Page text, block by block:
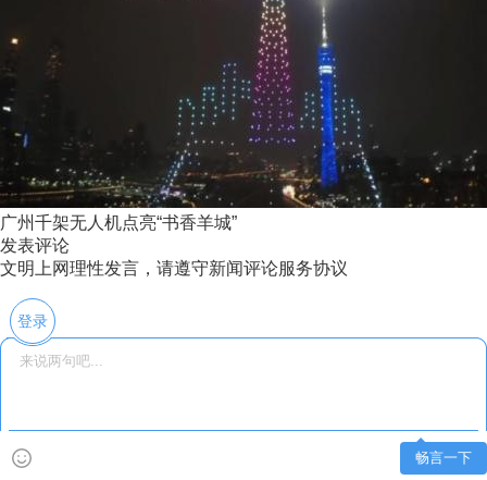
广州千架无人机点亮“书香羊城”
发表评论
文明上网理性发言，请遵守新闻评论服务协议
登录
畅言一下